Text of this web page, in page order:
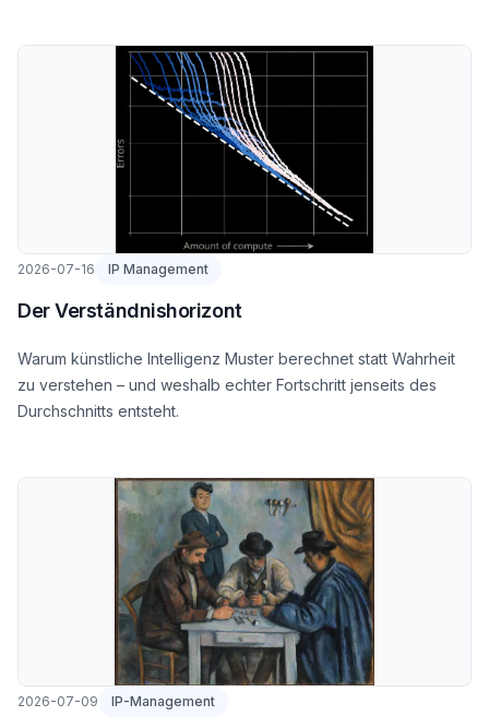
2026-07-16 IP Management
Der Verständnishorizont
Warum künstliche Intelligenz Muster berechnet statt Wahrheit
zu verstehen – und weshalb echter Fortschritt jenseits des
Durchschnitts entsteht.
2026-07-09 IP-Management